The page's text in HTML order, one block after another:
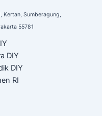
Kertan, Sumberagung,
55781
DIY
DIY
RI